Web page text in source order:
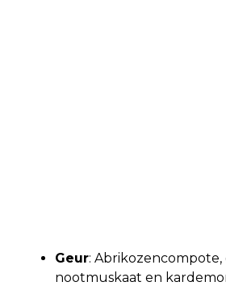
Geur: Abrikozencompote,
nootmuskaat en